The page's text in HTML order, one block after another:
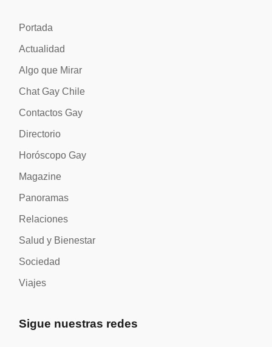
Portada
Actualidad
Algo que Mirar
Chat Gay Chile
Contactos Gay
Directorio
Horóscopo Gay
Magazine
Panoramas
Relaciones
Salud y Bienestar
Sociedad
Viajes
Sigue nuestras redes